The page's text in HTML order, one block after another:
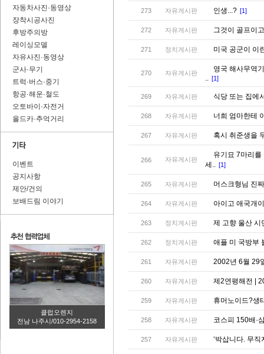
자동차사진·동영상
장착시공사진
후방주의방
레이싱모델
자유사진·동영상
군사·무기
트럭·버스·중기
항공·해운·철도
오토바이·자전거
올드카·추억거리
이벤트
공지사항
제안/건의
보배드림 이야기
클럽오렌지
전남 나주시/010-2954-2158
273 자유게시판 인생...? [1]
272 자유게시판 그것이 골프이
271 정치게시판 미국 공군이 이
270 자유게시판
영국 해사무역
.. [1]
269 자유게시판 식당 또는 집에
268 자유게시판 너희 엄마한테
267 자유게시판 혹시 취준생을
266 자유게시판
유기묘 7마리
세.. [1]
265 자유게시판 머스크형님 진
264 자유게시판 아이고 애국개
263 정치게시판 제 고향 울산 시
262 정치게시판 애플 미 국방부
261 자유게시판 2002년 6월 29
260 자유게시판 제2연평해전 |
259 자유게시판 휴머노이드?생
258 자유게시판 코스피 150배·
257 자유게시판 ‘박삽니다. 무